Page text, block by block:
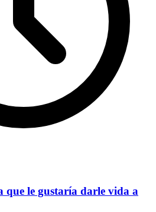
que le gustaría darle vida a